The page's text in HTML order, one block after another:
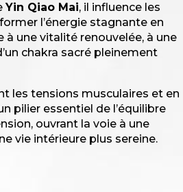
Yin Qiao Mai, il influence les
l’énergie stagnante en
une vitalité renouvelée, à une
chakra sacré pleinement
les tensions musculaires et en
pilier essentiel de l’équilibre
ouvrant la voie à une
vie intérieure plus sereine.